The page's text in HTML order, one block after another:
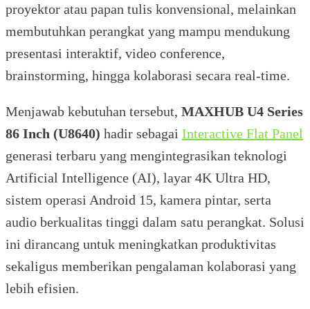
proyektor atau papan tulis konvensional, melainkan
membutuhkan perangkat yang mampu mendukung
presentasi interaktif, video conference,
brainstorming, hingga kolaborasi secara real-time.
Menjawab kebutuhan tersebut, MAXHUB U4 Series
86 Inch (U8640) hadir sebagai Interactive Flat Panel
generasi terbaru yang mengintegrasikan teknologi
Artificial Intelligence (AI), layar 4K Ultra HD,
sistem operasi Android 15, kamera pintar, serta
audio berkualitas tinggi dalam satu perangkat. Solusi
ini dirancang untuk meningkatkan produktivitas
sekaligus memberikan pengalaman kolaborasi yang
lebih efisien.